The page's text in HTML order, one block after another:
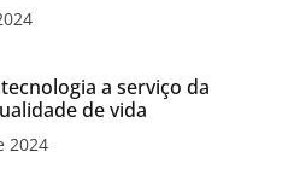
a serviço da
de vida
2024